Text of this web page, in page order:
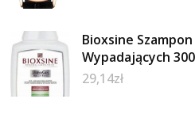
Bioxsine
Wypadających
29,14zł